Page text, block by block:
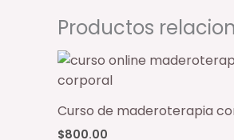
Productos
Curso de maderoterapia
$800.00